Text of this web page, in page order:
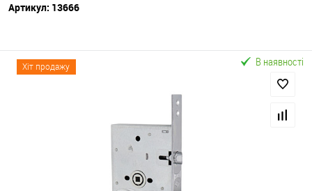
Артикул: 13666
Хіт продажу В наявності